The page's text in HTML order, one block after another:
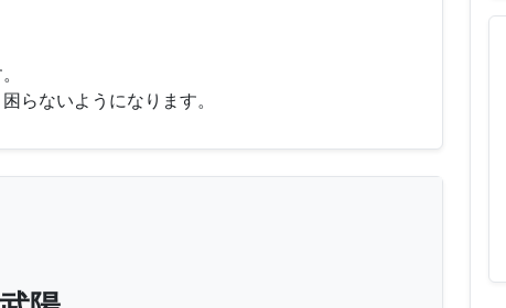
らないようになります。